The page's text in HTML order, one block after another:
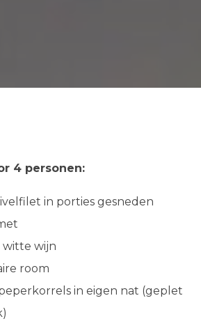
4 personen:
in porties gesneden
witte wijn
room
in eigen nat (geplet